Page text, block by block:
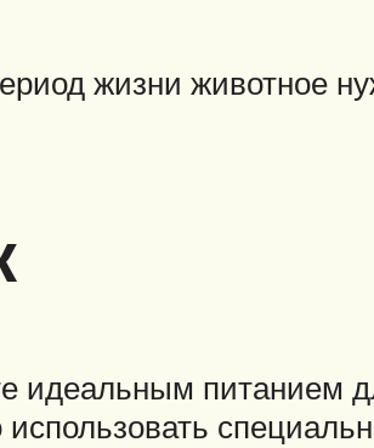
жизни животное
идеальным питанием